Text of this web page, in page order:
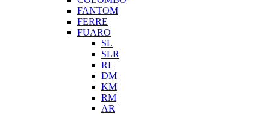
FANTOM
FERRE
FUARO
SL
SLR
RL
DM
KM
RM
AR